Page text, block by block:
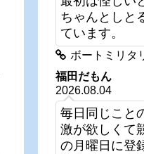
ちゃんとしと
ています。
ボートミリタ
福田だもん
2026.08.04
毎日同じこと
激が欲しくて
の月曜日に登